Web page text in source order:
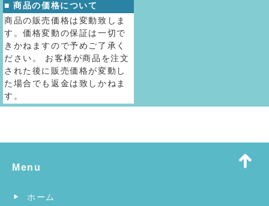
■ 商品の価格について
商品の販売価格は変動致しま
す。価格変動の保証は一切で
きかねますので予めご了承く
ださい。 お客様が商品を注文
された後に販売価格が変動し
た場合でも返金は致しかねま
す。
Menu
ホーム